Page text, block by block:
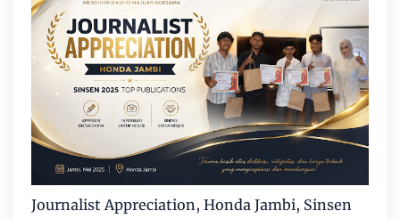
Journalist Appreciation, Honda Jambi, Sinsen